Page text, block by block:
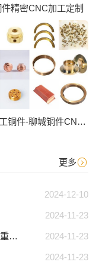
精密CNC加工定制
CNC加工铜件-聊城铜件CNC批量加工
更多
2024-12-10
2024-11-23
2024-11-23
为什么切削液对于有效的 CNC 加工很重要？
2024-11-23